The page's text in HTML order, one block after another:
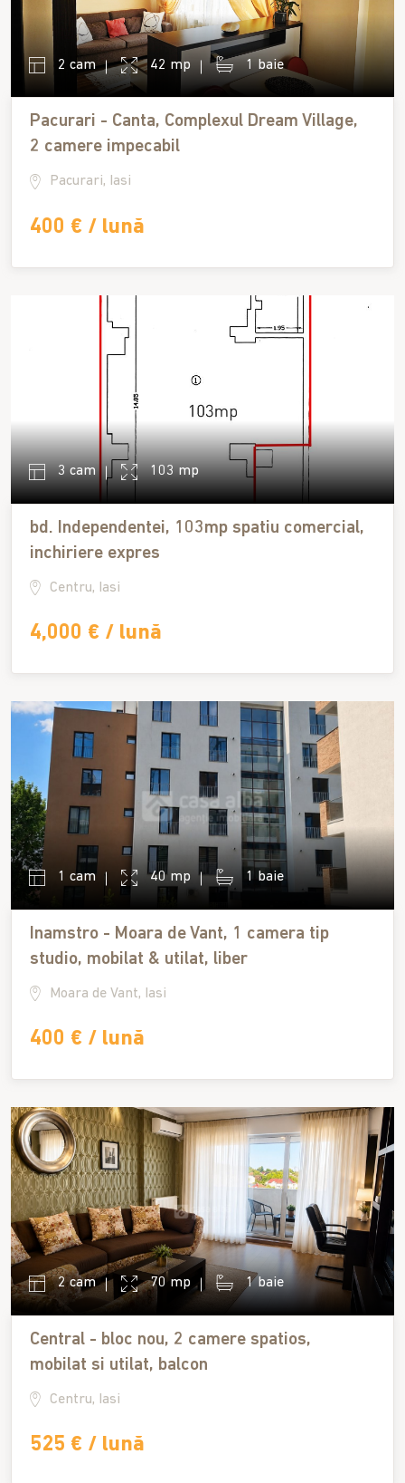
2 cam 42 mp 1 baie
Pacurari - Canta, Complexul Dream Village,
2 camere impecabil
Pacurari, Iasi
400 € / lună
3 cam 103 mp
bd. Independentei, 103mp spatiu comercial,
inchiriere expres
Centru, Iasi
4,000 € / lună
1 cam 40 mp 1 baie
Inamstro - Moara de Vant, 1 camera tip
studio, mobilat & utilat, liber
Moara de Vant, Iasi
400 € / lună
2 cam 70 mp 1 baie
Central - bloc nou, 2 camere spatios,
mobilat si utilat, balcon
Centru, Iasi
525 € / lună